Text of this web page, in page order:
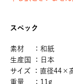
スペック
素材 ：和紙
生産国 ：日本
サイズ ：直径44×
重量 ：11g